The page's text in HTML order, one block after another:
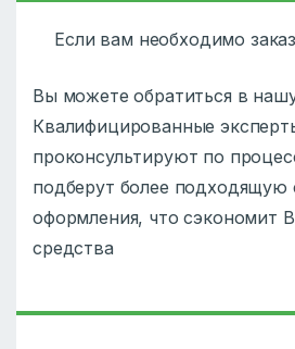
Если вам необходимо
Вы можете обратиться в
Квалифицированные
проконсультируют по
подберут более подходящую
оформления, что сэкономит
средства